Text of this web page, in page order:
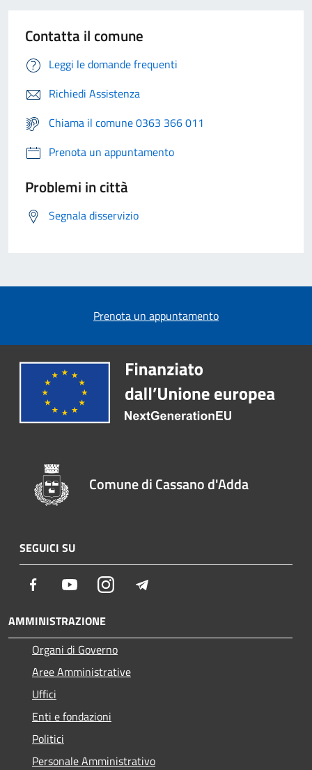
Contatta il comune
Leggi le domande frequenti
Richiedi Assistenza
Chiama il comune 0363 366 011
Prenota un appuntamento
Problemi in città
Segnala disservizio
Prenota un appuntamento
Comune di Cassano d'Adda
SEGUICI SU
Facebook YoutubeInstagram
AMMINISTRAZIONE
Organi di Governo
Aree Amministrative
Uffici
Enti e fondazioni
Politici
Personale Amministrativo